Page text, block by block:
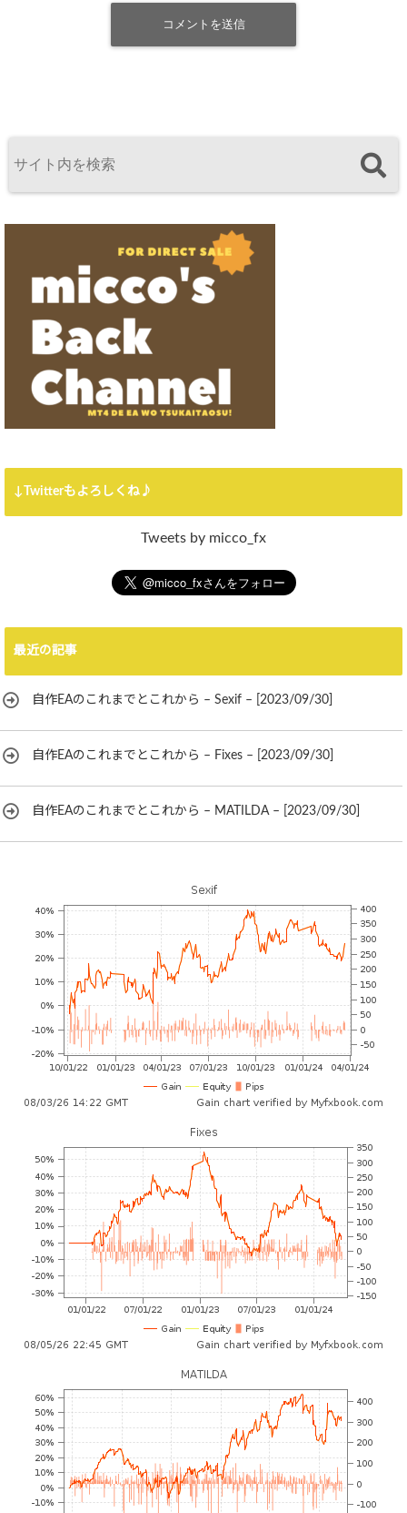
↓Twitterもよろしくね♪
Tweets by micco_fx
最近の記事
自作EAのこれまでとこれから – Sexif – [2023/09/30]
自作EAのこれまでとこれから – Fixes – [2023/09/30]
自作EAのこれまでとこれから – MATILDA – [2023/09/30]